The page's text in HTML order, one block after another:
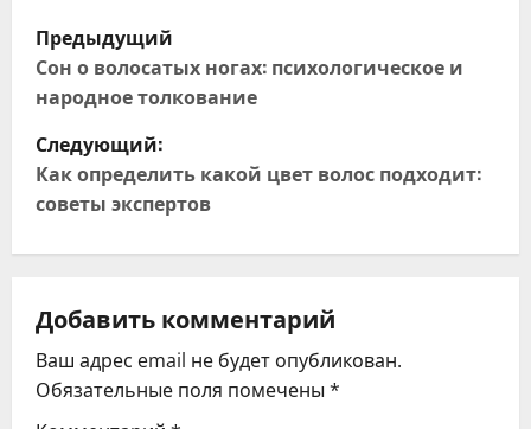
Н
а
в
и
г
ц
и
Предыдущий
Сон о волосатых ногах: психологическое и
народное толкование
Следующий:
Как определить какой цвет волос подходит:
советы экспертов
Добавить комментарий
Ваш адрес email не будет опубликован.
Обязательные поля помечены *